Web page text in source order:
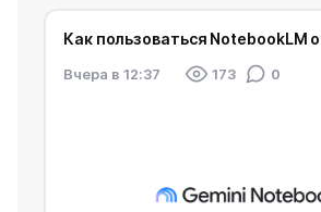
Как пользоваться NotebookLM
Вчера в 12:37 173 0